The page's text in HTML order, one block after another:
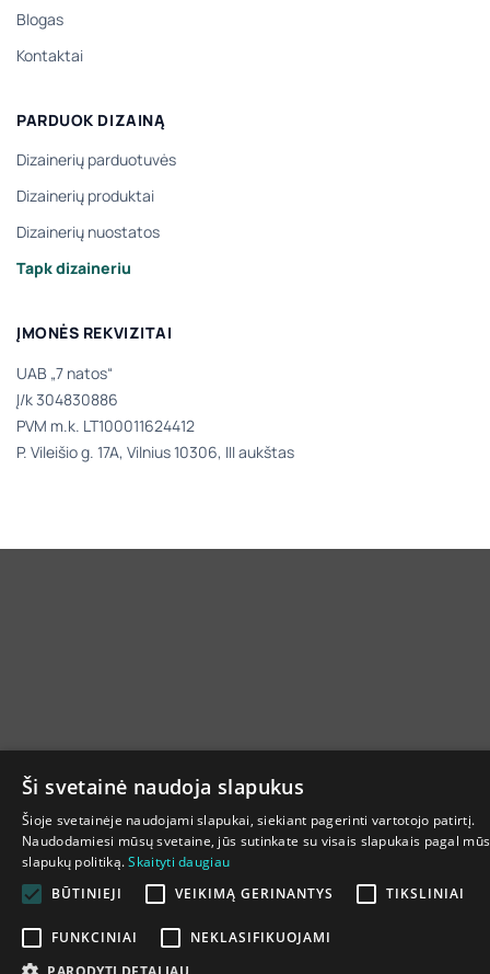
Blogas
Kontaktai
PARDUOK DIZAINĄ
Dizainerių parduotuvės
Dizainerių produktai
Dizainerių nuostatos
Tapk dizaineriu
ĮMONĖS REKVIZITAI
UAB „7 natos“
Į/k 304830886
PVM m.k. LT100011624412
P. Vileišio g. 17A, Vilnius 10306, III aukštas
Ši svetainė naudoja slapukus
Šioje svetainėje naudojami slapukai, siekiant pagerinti vartotojo patirtį.
Naudodamiesi mūsų svetaine, jūs sutinkate su visais slapukais pagal
slapukų politiką.Skaityti daugiau
BŪTINIEJI
VEIKIMĄ GERINANTYS TIKSLINIAI
FUNKCINIAI
NEKLASIFIKUOJAMI